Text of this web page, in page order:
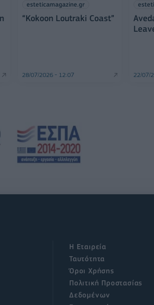
esteticamagazine.gr
“Kokoon Loutraki Coast”
28/07/2026 - 12:07 22/07/
Η Εταιρεία
Ταυτότητα
Όροι Χρήσης
Πολιτική Προστασίας
Δεδομένων